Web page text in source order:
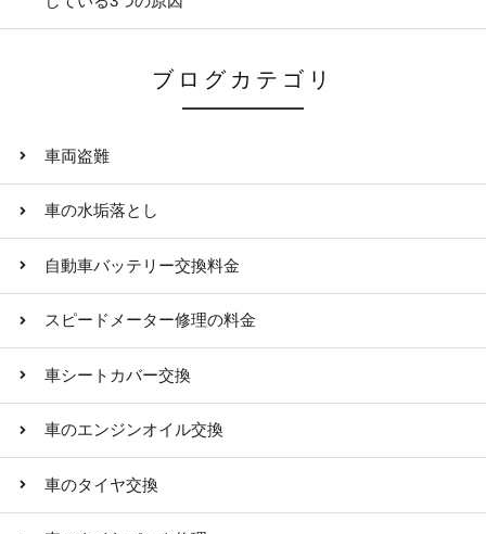
ブログカテゴリ
車両盗難
車の水垢落とし
自動車バッテリー交換料金
スピードメーター修理の料金
車シートカバー交換
車のエンジンオイル交換
車のタイヤ交換